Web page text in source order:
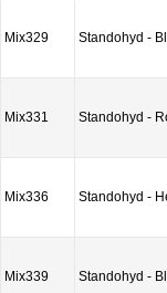
Mix329 Standohyd -
Mix331 Standohyd -
Mix336 Standohyd -
Mix339 Standohyd -